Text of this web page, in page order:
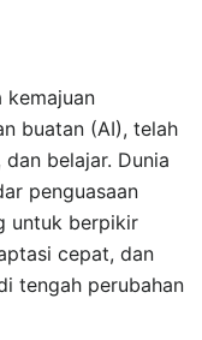
kemajuan
buatan (AI), telah
belajar. Dunia
penguasaan
untuk berpikir
cepat, dan
tengah perubahan